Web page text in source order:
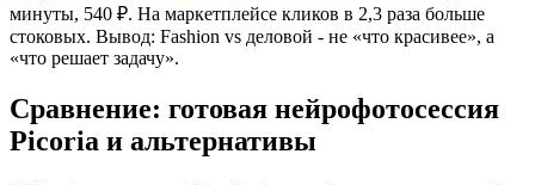
минуты, 540 ₽. На маркетплейсе кликов в 2,3 раза больше
стоковых. Вывод: Fashion vs деловой - не «что красивее», а
«что решает задачу».
Сравнение: готовая нейрофотосессия
Picoria и альтернативы